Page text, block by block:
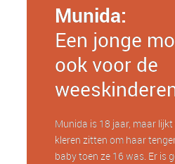
Munida:
Een jonge
ook voor de
Munida is 18 jaar, maar
kleren zitten om haar
baby toen ze 16 was. Er is